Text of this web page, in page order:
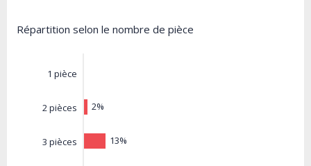
Répartition selon le nombre de pièce
1 pièce
2 pièces
3 pièces
2%
13%